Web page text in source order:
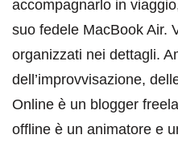
accompagnarlo in
suo fedele MacBook Air.
organizzati nei dettagli.
dell’improvvisazione,
Online è un blogger
offline è un animatore e